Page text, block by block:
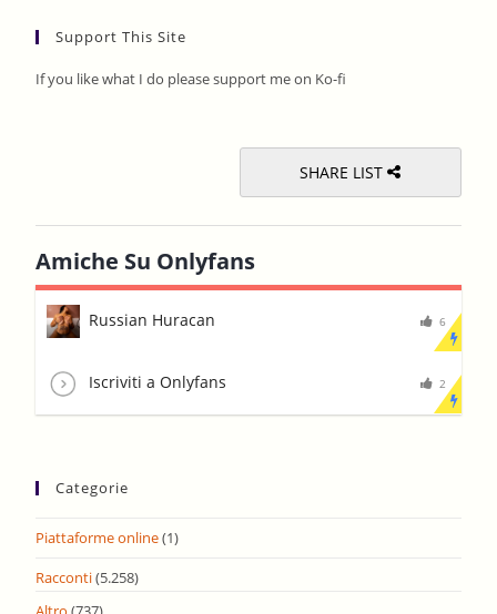
Support This Site
If you like what I do please support me on Ko-fi
SHARE LIST
Amiche Su Onlyfans
Russian Huracan 6
Iscriviti a Onlyfans 2
Categorie
Piattaforme online(1)
Racconti(5.258)